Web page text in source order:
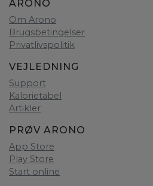
ARONO
Om Arono
Brugsbetingelser
Privatlivspolitik
VEJLEDNING
Support
Kalorietabel
Artikler
PRØV ARONO
App Store
Play Store
Start online